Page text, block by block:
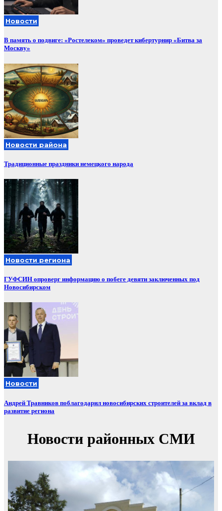
Новости
В память о подвиге: «Ростелеком» проведет кибертурнир «Битва за
Москву»
Новости района
Традиционные праздники немецкого народа
Новости региона
ГУФСИН опроверг информацию о побеге девяти заключенных под
Новосибирском
Новости
Андрей Травников поблагодарил новосибирских строителей за вклад в
развитие региона